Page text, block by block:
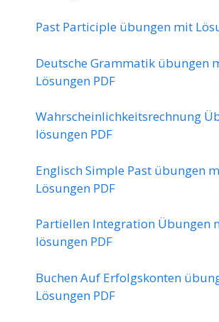
Past Participle übungen mit
Deutsche Grammatik übungen
Lösungen PDF
Wahrscheinlichkeitsrechnung
lösungen PDF
Englisch Simple Past übungen
Lösungen PDF
Partiellen Integration Übungen
lösungen PDF
Buchen Auf Erfolgskonten
Lösungen PDF